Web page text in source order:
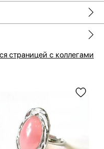
страницей с коллегами